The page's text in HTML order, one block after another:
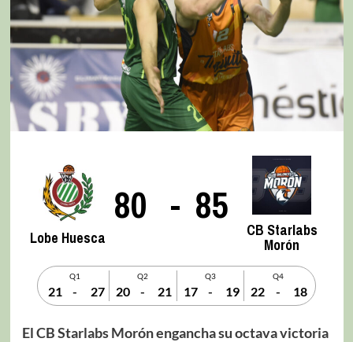
Lobe Huesca
80 - 85
CB Starlabs
Morón
Q1
21 - 27
Q2
20 - 21
Q3
17 - 19
Q4
22 - 18
El CB Starlabs Morón engancha su octava victoria